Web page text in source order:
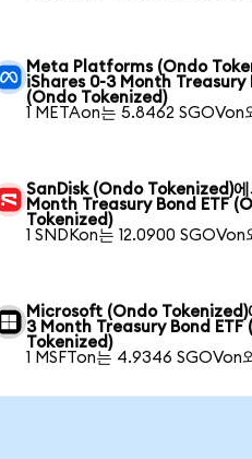
Meta Platforms (Ondo
iShares 0-3 Month Treasury
(Ondo Tokenized)
1 METAon는 5.8462 SGOVon
SanDisk (Ondo Tokenized)
Month Treasury Bond ETF
Tokenized)
1 SNDKon는 12.0900 SGOVon
Microsoft (Ondo Tokenized)
3 Month Treasury Bond ETF
Tokenized)
1 MSFTon는 4.9346 SGOVon